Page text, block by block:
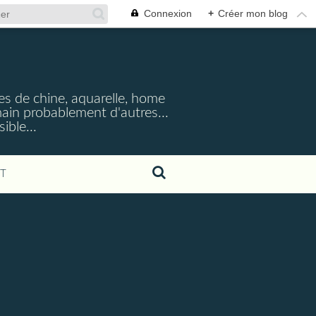
Connexion + Créer mon blog
de chine, aquarelle, home
probablement d'autres...